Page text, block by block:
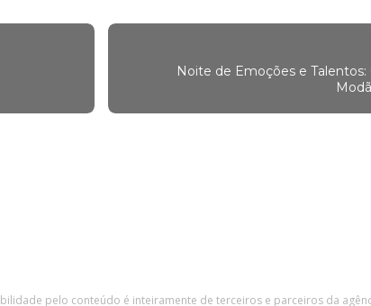
Noite de Emoções e Talentos:
pelo conteúdo é inteiramente de terceiros e parceiros da